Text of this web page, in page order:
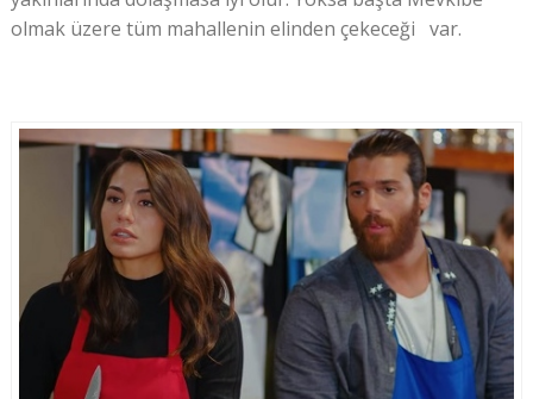
olmak üzere tüm mahallenin elinden çekeceği var.